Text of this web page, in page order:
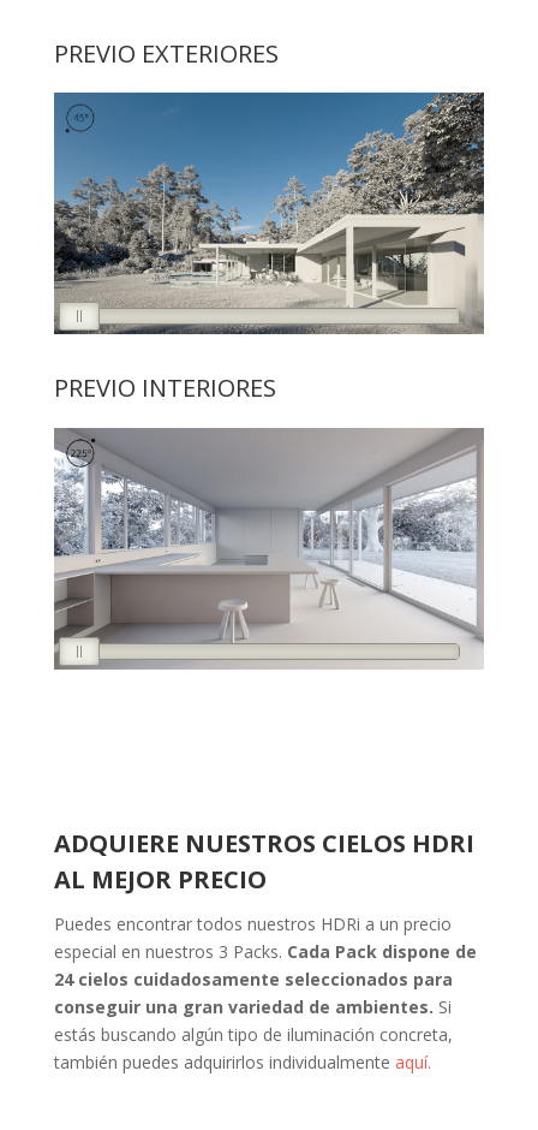
PREVIO EXTERIORES
PREVIO INTERIORES
ADQUIERE NUESTROS CIELOS HDRI
AL MEJOR PRECIO
Puedes encontrar todos nuestros HDRi a un precio
especial en nuestros 3 Packs. Cada Pack dispone de
24 cielos cuidadosamente seleccionados para
conseguir una gran variedad de ambientes. Si
estás buscando algún tipo de iluminación concreta,
también puedes adquirirlos individualmente aquí.